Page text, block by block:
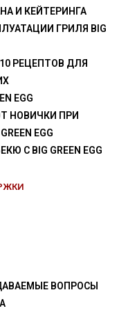
И КЕЙТЕРИНГА
ГРИЛЯ BIG
10 РЕЦЕПТОВ ДЛЯ
EGG
НОВИЧКИ ПРИ
EGG
С BIG GREEN EGG
ВОПРОСЫ